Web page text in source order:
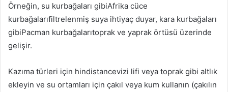
Örneğin, su kurbağaları gibiAfrika cüce
kurbağalarıfiltrelenmiş suya ihtiyaç duyar, kara kurbağaları
gibiPacman kurbağalarıtoprak ve yaprak örtüsü üzerinde
gelişir.
Kazıma türleri için hindistancevizi lifi veya toprak gibi altlık
ekleyin ve su ortamları için çakıl veya kum kullanın (çakılın